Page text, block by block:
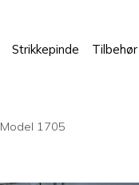
Strikkepinde Tilbehør
Model 1705